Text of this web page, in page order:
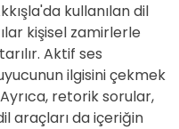
kullanılan dil
kişisel zamirlerle
Aktif ses
ilgisini çekmek
retorik sorular,
araçları da içeriğin